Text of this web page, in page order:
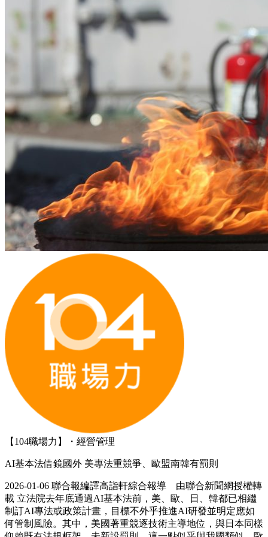
【104職場力】・經營管理
AI基本法借鏡國外 美專法重競爭、歐盟南韓有罰則
2026-01-06 聯合報編譯高詣軒綜合報導 由聯合新聞網授權轉
載 立法院去年底通過AI基本法前，美、歐、日、韓都已相繼
制訂AI專法或政策計畫，目標不外乎推進AI研發並明定應如
何管制風險。其中，美國著重競逐技術主導地位，與日本同樣